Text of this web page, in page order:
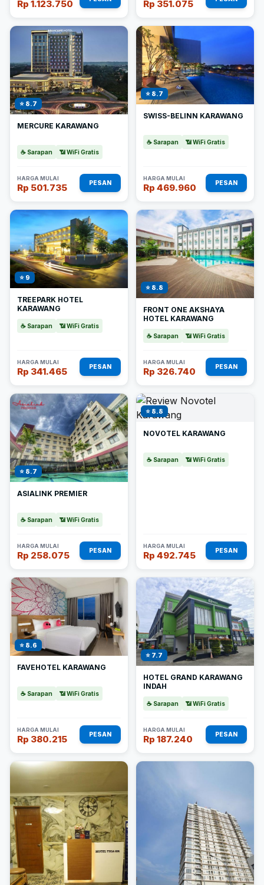
Rp 1.123.750 Rp 351.075
⭐ 8.7
MERCURE KARAWANG
☕ Sarapan 📶 WiFi Gratis
HARGA MULAI
Rp 501.735 PESAN
⭐ 8.7
SWISS-BELINN KARAWANG
☕ Sarapan 📶 WiFi Gratis
HARGA MULAI
Rp 469.960 PESAN
⭐ 9
TREEPARK HOTEL
KARAWANG
☕ Sarapan 📶 WiFi Gratis
HARGA MULAI
Rp 341.465 PESAN
⭐ 8.8
FRONT ONE AKSHAYA
HOTEL KARAWANG
☕ Sarapan 📶 WiFi Gratis
HARGA MULAI
Rp 326.740 PESAN
⭐ 8.7
ASIALINK PREMIER
☕ Sarapan 📶 WiFi Gratis
HARGA MULAI
Rp 258.075 PESAN
⭐ 8.8
NOVOTEL KARAWANG
☕ Sarapan 📶 WiFi Gratis
HARGA MULAI
Rp 492.745 PESAN
⭐ 8.6
FAVEHOTEL KARAWANG
☕ Sarapan 📶 WiFi Gratis
HARGA MULAI
Rp 380.215 PESAN
⭐ 7.7
HOTEL GRAND KARAWANG
INDAH
☕ Sarapan 📶 WiFi Gratis
HARGA MULAI
Rp 187.240 PESAN